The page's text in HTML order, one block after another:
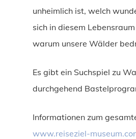
unheimlich ist, welch
sich in diesem
warum unsere Wälder
Es gibt ein Suchspiel zu
durchgehend
Informationen zum
www.reiseziel-